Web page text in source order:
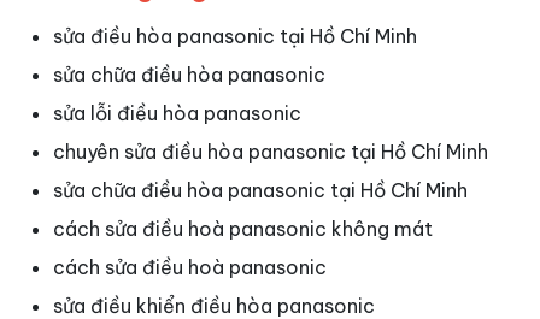
sửa điều hòa panasonic tại Hồ Chí Minh
sửa chữa điều hòa panasonic
sửa lỗi điều hòa panasonic
chuyên sửa điều hòa panasonic tại Hồ Chí Minh
sửa chữa điều hòa panasonic tại Hồ Chí Minh
cách sửa điều hoà panasonic không mát
cách sửa điều hoà panasonic
sửa điều khiển điều hòa panasonic